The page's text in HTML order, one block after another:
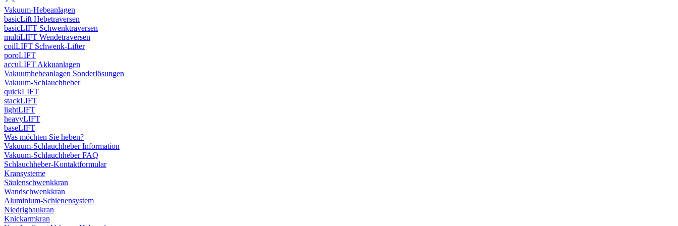
Vakuum-Hebeanlagen
basicLift Hebetraversen
basicLIFT Schwenktraversen
multiLIFT Wendetraversen
coilLIFT Schwenk-Lifter
poroLIFT
accuLIFT Akkuanlagen
Vakuumhebeanlagen Sonderlösungen
Vakuum-Schlauchheber
quickLIFT
stackLIFT
lightLIFT
heavyLIFT
baseLIFT
Was möchten Sie heben?
Vakuum-Schlauchheber Information
Vakuum-Schlauchheber FAQ
Schlauchheber-Kontaktformular
Kransysteme
Säulenschwenkkran
Wandschwenkkran
Aluminium-Schienensystem
Niedrigbaukran
Knickarmkran